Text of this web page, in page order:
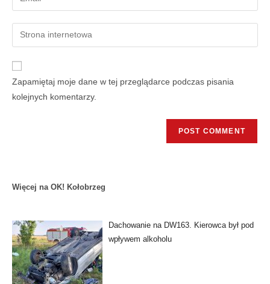
Zapamiętaj moje dane w tej przeglądarce podczas pisania
kolejnych komentarzy.
Więcej na OK! Kołobrzeg
Dachowanie na DW163. Kierowca był pod
wpływem alkoholu